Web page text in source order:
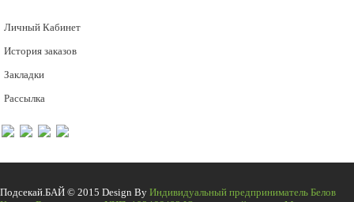
Личный Кабинет
История заказов
Закладки
Рассылка
Подсекай.БАЙ © 2015 Design By Индивидуальный предприниматель Белов